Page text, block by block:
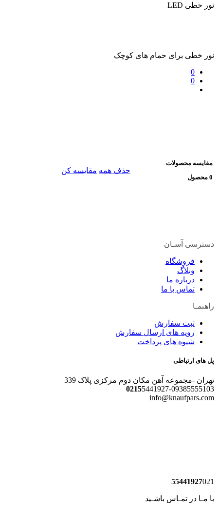
نور خطی LED
نور خطی برای حمام های کوچک
0
0
مقایسه محصولات
0 محصول
حذف همه مقایسه کن
دسترسی آسـان
فروشگاه
وبلاگ
درباره ما
تماس با ما
راهنمـا
ثبت سفارش
رویه های ارسال سفارش
شیوه های پرداخت
پل های ارتباطی
تهران -مجموعه آهن مکان دوم مرکزی پلاک 339
02155441927-09385555103
info@knaufpars.com
55441927021
با مـا در تمـاس باشـید